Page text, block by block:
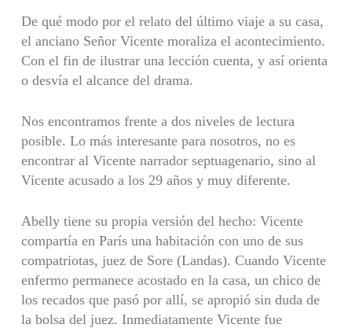
De qué modo por el relato del último viaje a su casa,
el anciano Señor Vicente moraliza el acontecimiento.
Con el fin de ilustrar una lección cuenta, y así orienta
o desvía el alcance del drama.
Nos encontramos frente a dos niveles de lectura
posible. Lo más interesante para nosotros, no es
encontrar al Vicente narrador septuagenario, sino al
Vicente acusado a los 29 años y muy diferente.
Abelly tiene su propia versión del hecho: Vicente
compartía en París una habitación con uno de sus
compatriotas, juez de Sore (Landas). Cuando Vicente
enfermo permanece acostado en la casa, un chico de
los recados que pasó por allí, se apropió sin duda de
la bolsa del juez. Inmediatamente Vicente fue